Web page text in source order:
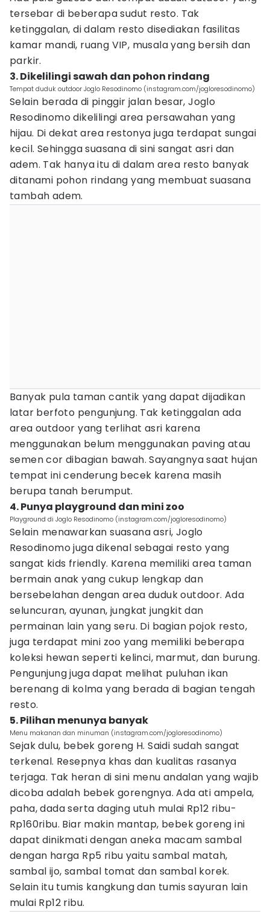
tersebar di beberapa sudut resto. Tak
ketinggalan, di dalam resto disediakan fasilitas
kamar mandi, ruang VIP, musala yang bersih dan
parkir.
3. Dikelilingi sawah dan pohon rindang
Tempat duduk outdoor Joglo Resodinomo (instagram.com/jogloresodinomo)
Selain berada di pinggir jalan besar, Joglo
Resodinomo dikelilingi area persawahan yang
hijau. Di dekat area restonya juga terdapat sungai
kecil. Sehingga suasana di sini sangat asri dan
adem. Tak hanya itu di dalam area resto banyak
ditanami pohon rindang yang membuat suasana
tambah adem.
Banyak pula taman cantik yang dapat dijadikan
latar berfoto pengunjung. Tak ketinggalan ada
area outdoor yang terlihat asri karena
menggunakan belum menggunakan paving atau
semen cor dibagian bawah. Sayangnya saat hujan
tempat ini cenderung becek karena masih
berupa tanah berumput.
4. Punya playground dan mini zoo
Playground di Joglo Resodinomo (instagram.com/jogloresodinomo)
Selain menawarkan suasana asri, Joglo
Resodinomo juga dikenal sebagai resto yang
sangat kids friendly. Karena memiliki area taman
bermain anak yang cukup lengkap dan
bersebelahan dengan area duduk outdoor. Ada
seluncuran, ayunan, jungkat jungkit dan
permainan lain yang seru. Di bagian pojok resto,
juga terdapat mini zoo yang memiliki beberapa
koleksi hewan seperti kelinci, marmut, dan burung.
Pengunjung juga dapat melihat puluhan ikan
berenang di kolma yang berada di bagian tengah
resto.
5. Pilihan menunya banyak
Menu makanan dan minuman (instagram.com/jogloresodinomo)
Sejak dulu, bebek goreng H. Saidi sudah sangat
terkenal. Resepnya khas dan kualitas rasanya
terjaga. Tak heran di sini menu andalan yang wajib
dicoba adalah bebek gorengnya. Ada ati ampela,
paha, dada serta daging utuh mulai Rp12 ribu-
Rp160ribu. Biar makin mantap, bebek goreng ini
dapat dinikmati dengan aneka macam sambal
dengan harga Rp5 ribu yaitu sambal matah,
sambal ijo, sambal tomat dan sambal korek.
Selain itu tumis kangkung dan tumis sayuran lain
mulai Rp12 ribu.